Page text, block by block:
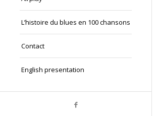
L’histoire du blues en 100 chansons
Contact
English presentation